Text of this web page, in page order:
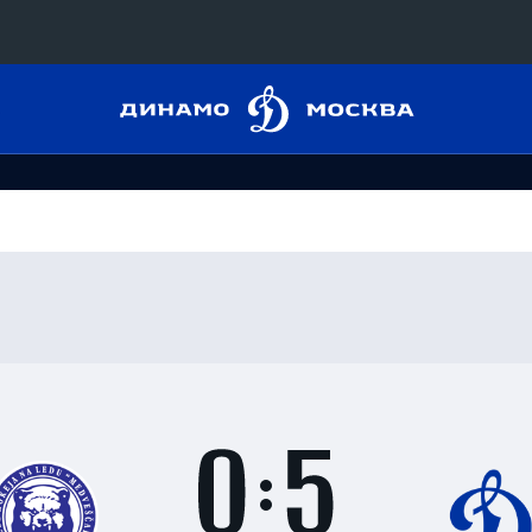
Конференция «Восток»
Адмирал
КХЛ
Динамо
матча
5